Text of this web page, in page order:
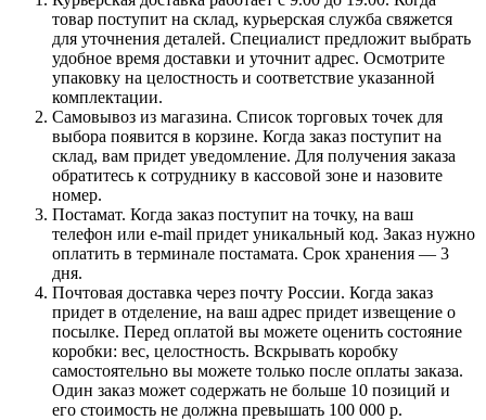
товар поступит на склад, курьерская служба свяжется
для уточнения деталей. Специалист предложит выбрать
удобное время доставки и уточнит адрес. Осмотрите
упаковку на целостность и соответствие указанной
комплектации.
Самовывоз из магазина. Список торговых точек для
выбора появится в корзине. Когда заказ поступит на
склад, вам придет уведомление. Для получения заказа
обратитесь к сотруднику в кассовой зоне и назовите
номер.
Постамат. Когда заказ поступит на точку, на ваш
телефон или e-mail придет уникальный код. Заказ нужно
оплатить в терминале постамата. Срок хранения — 3
дня.
Почтовая доставка через почту России. Когда заказ
придет в отделение, на ваш адрес придет извещение о
посылке. Перед оплатой вы можете оценить состояние
коробки: вес, целостность. Вскрывать коробку
самостоятельно вы можете только после оплаты заказа.
Один заказ может содержать не больше 10 позиций и
его стоимость не должна превышать 100 000 р.